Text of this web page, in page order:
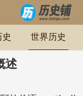
世界历史
述